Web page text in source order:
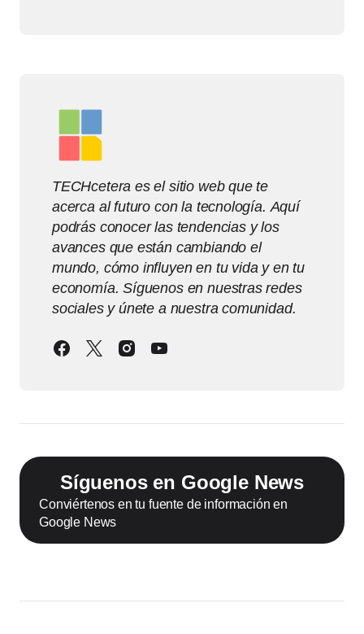
TECHcetera es el sitio web que te
acerca al futuro con la tecnología. Aquí
podrás conocer las tendencias y los
avances que están cambiando el
mundo, cómo influyen en tu vida y en tu
economía. Síguenos en nuestras redes
sociales y únete a nuestra comunidad.
Síguenos en Google News
Conviértenos en tu fuente de información en
Google News